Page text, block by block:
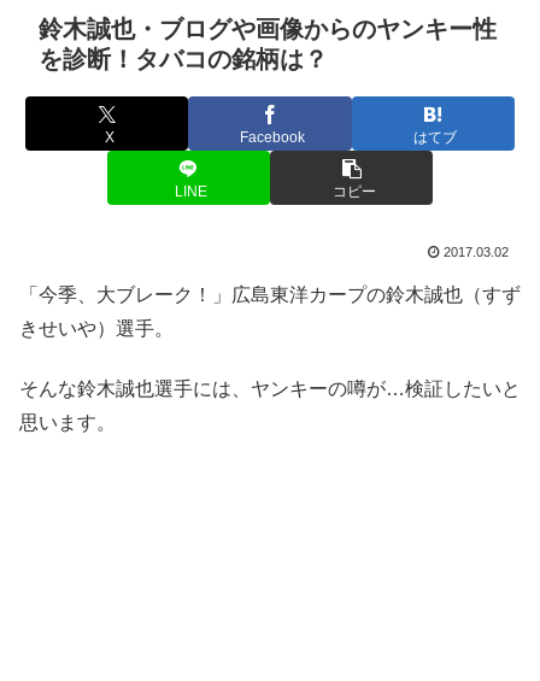
鈴木誠也・ブログや画像からのヤンキー性
を診断！タバコの銘柄は？
X Facebook はてブ
LINE コピー
2017.03.02
「今季、大ブレーク！」広島東洋カープの鈴木誠也（すず
きせいや）選手。
そんな鈴木誠也選手には、ヤンキーの噂が…検証したいと
思います。